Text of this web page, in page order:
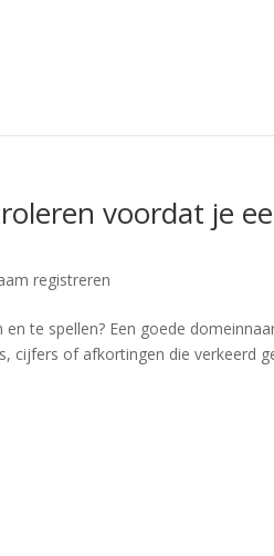
voordat je
registreren
te spellen? Een goede
cijfers of afkortingen die verkeerd